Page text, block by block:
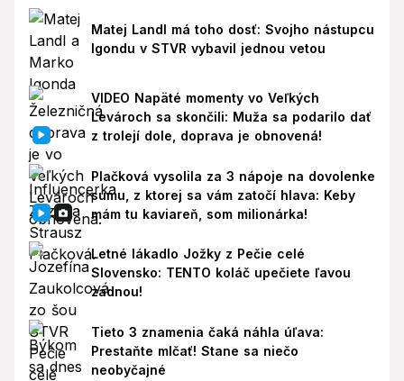
Matej Landl má toho dosť: Svojho nástupcu
Igondu v STVR vybavil jednou vetou
VIDEO Napäté momenty vo Veľkých
Levároch sa skončili: Muža sa podarilo dať
z trolejí dole, doprava je obnovená!
Plačková vysolila za 3 nápoje na dovolenke
sumu, z ktorej sa vám zatočí hlava: Keby
mám tu kaviareň, som milionárka!
Letné lákadlo Jožky z Pečie celé
Slovensko: TENTO koláč upečiete ľavou
zadnou!
Tieto 3 znamenia čaká náhla úľava:
Prestaňte mlčať! Stane sa niečo
neobyčajné